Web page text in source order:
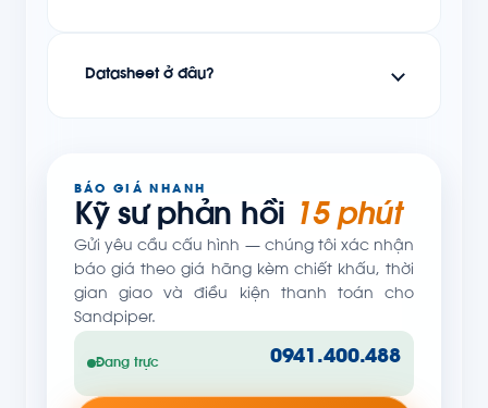
Datasheet ở đâu?
BÁO GIÁ NHANH
Kỹ sư phản hồi 15 phút
Gửi yêu cầu cấu hình — chúng tôi xác nhận
báo giá theo giá hãng kèm chiết khấu, thời
gian giao và điều kiện thanh toán cho
Sandpiper.
Đang trực 0941.400.488